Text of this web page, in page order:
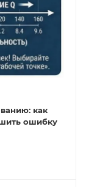
как
ошибку